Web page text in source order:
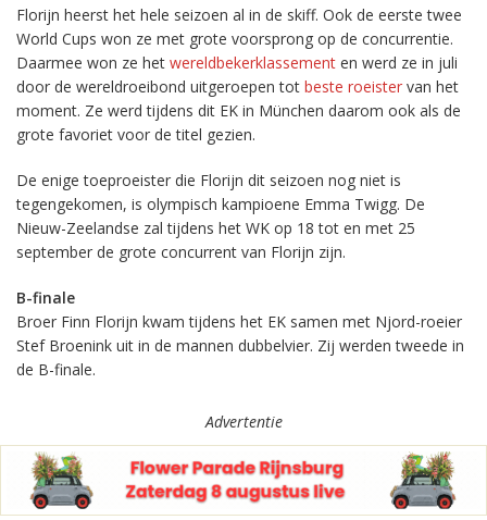
Florijn heerst het hele seizoen al in de skiff. Ook de eerste twee
World Cups won ze met grote voorsprong op de concurrentie.
Daarmee won ze het wereldbekerklassement en werd ze in juli
door de wereldroeibond uitgeroepen tot beste roeister van het
moment. Ze werd tijdens dit EK in München daarom ook als de
grote favoriet voor de titel gezien.
De enige toeproeister die Florijn dit seizoen nog niet is
tegengekomen, is olympisch kampioene Emma Twigg. De
Nieuw-Zeelandse zal tijdens het WK op 18 tot en met 25
september de grote concurrent van Florijn zijn.
B-finale
Broer Finn Florijn kwam tijdens het EK samen met Njord-roeier
Stef Broenink uit in de mannen dubbelvier. Zij werden tweede in
de B-finale.
Advertentie